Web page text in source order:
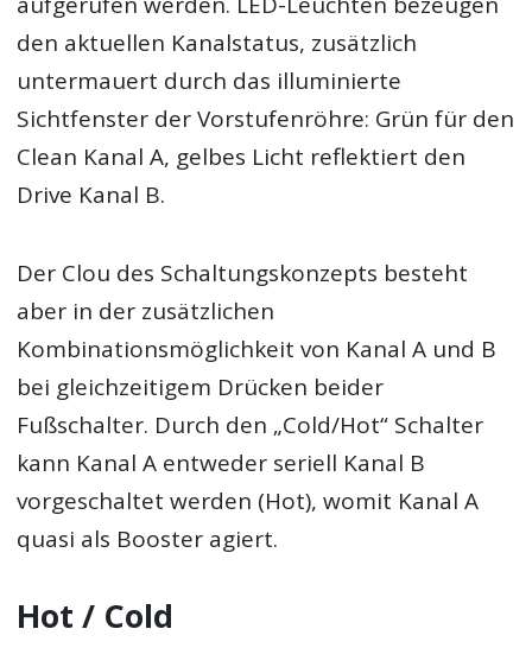
den aktuellen Kanalstatus, zusätzlich
untermauert durch das illuminierte
Sichtfenster der Vorstufenröhre: Grün für den
Clean Kanal A, gelbes Licht reflektiert den
Drive Kanal B.
Der Clou des Schaltungskonzepts besteht
aber in der zusätzlichen
Kombinationsmöglichkeit von Kanal A und B
bei gleichzeitigem Drücken beider
Fußschalter. Durch den „Cold/Hot“ Schalter
kann Kanal A entweder seriell Kanal B
vorgeschaltet werden (Hot), womit Kanal A
quasi als Booster agiert.
Hot / Cold